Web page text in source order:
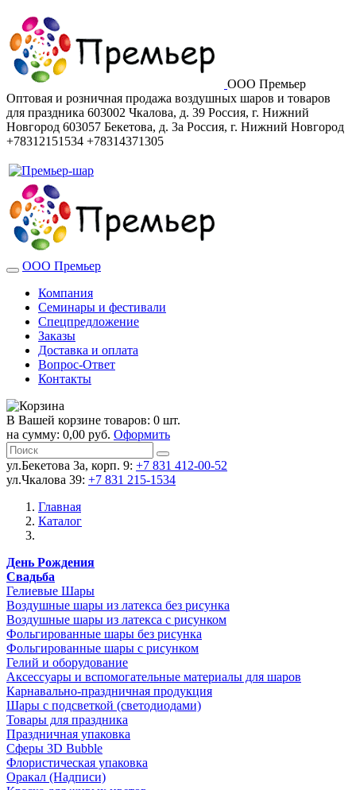
ООО Премьер
Оптовая и розничная продажа воздушных шаров и товаров
для праздника 603002 Чкалова, д. 39 Россия, г. Нижний
Новгород 603057 Бекетова, д. 3а Россия, г. Нижний Новгород
+78312151534 +78314371305
ООО Премьер
Компания
Семинары и фестивали
Спецпредложение
Заказы
Доставка и оплата
Вопрос-Ответ
Контакты
В Вашей корзине товаров: 0 шт.
на сумму: 0,00 руб. Оформить
ул.Бекетова 3а, корп. 9: +7 831 412-00-52
ул.Чкалова 39: +7 831 215-1534
Главная
Каталог
День Рождения
Свадьба
Гелиевые Шары
Воздушные шары из латекса без рисунка
Воздушные шары из латекса с рисунком
Фольгированные шары без рисунка
Фольгированные шары с рисунком
Гелий и оборудование
Аксессуары и вспомогательные материалы для шаров
Карнавально-праздничная продукция
Шары с подсветкой (светодиодами)
Товары для праздника
Праздничная упаковка
Сферы 3D Bubble
Флористическая упаковка
Оракал (Надписи)